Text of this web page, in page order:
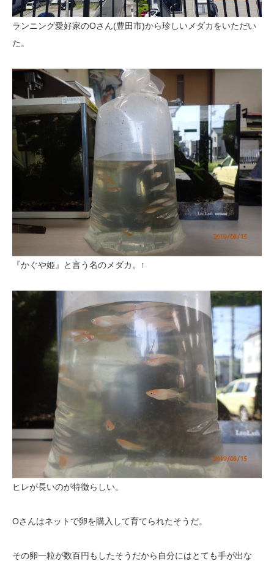
ランニング愛好家のOさん(豊田市)から珍しいメダカをいただい
た。
『かぐや姫』と言う名のメダカ。↑
ヒレが長いのが特徴らしい。
Oさんはネットで卵を購入して育てられたそうだ。
その卵一粒が数百円もしたそうだから自分にはとても手が出な